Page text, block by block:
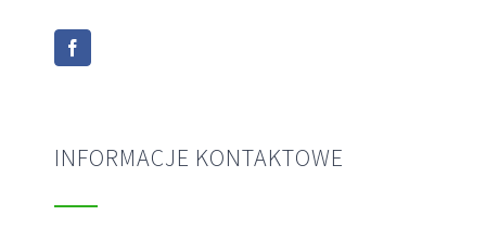
INFORMACJE KONTAKTOWE